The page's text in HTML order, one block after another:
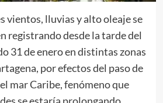
vientos, lluvias y alto oleaje se
registrando desde la tarde del
31 de enero en distintas zonas
por efectos del paso de
mar Caribe, fenómeno que